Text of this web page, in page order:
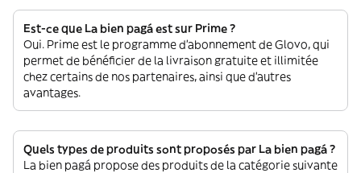
Est-ce que La bien pagá est sur Prime ?
Oui. Prime est le programme d’abonnement de Glovo, qui
permet de bénéficier de la livraison gratuite et illimitée
chez certains de nos partenaires, ainsi que d’autres
avantages.
Quels types de produits sont proposés par La bien pagá ?
La bien pagá propose des produits de la catégorie suivante